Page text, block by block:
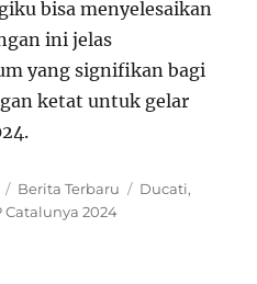
bisa menyelesaikan
ini jelas
yang signifikan bagi
ketat untuk gelar
Categories
Berita Terbaru Tags
Ducati,
Catalunya 2024